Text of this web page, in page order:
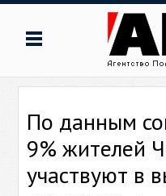
По данным
9% жителей
участвуют в